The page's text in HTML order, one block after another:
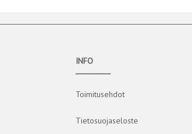
INFO
Toimitusehdot
Tietosuojaseloste